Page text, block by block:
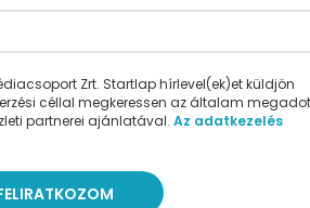
Zrt. Startlap hírlevel(ek)et küldjön
céllal megkeressen az általam
partnerei ajánlatával. Az adatkezelés